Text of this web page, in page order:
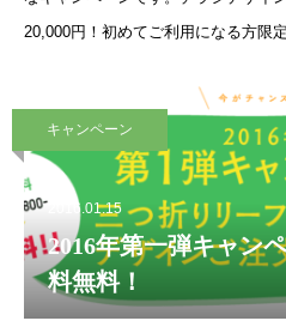
20,000円！初めてご利用になる方限
キャンペーン
2016.01.15
2016年第一弾キャン
料無料！